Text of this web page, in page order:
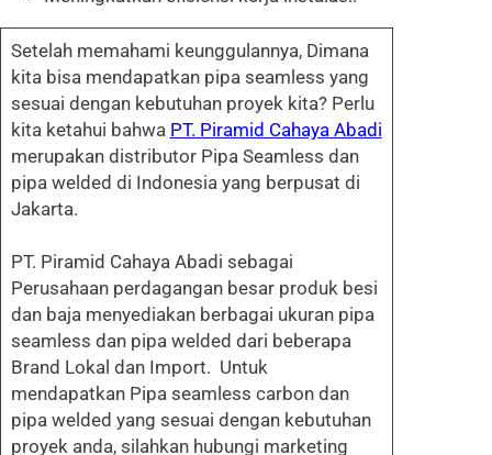
Setelah memahami keunggulannya, Dimana
kita bisa mendapatkan pipa seamless yang
sesuai dengan kebutuhan proyek kita? Perlu
kita ketahui bahwa PT. Piramid Cahaya Abadi
merupakan distributor Pipa Seamless dan
pipa welded di Indonesia yang berpusat di
Jakarta.
PT. Piramid Cahaya Abadi sebagai
Perusahaan perdagangan besar produk besi
dan baja menyediakan berbagai ukuran pipa
seamless dan pipa welded dari beberapa
Brand Lokal dan Import. Untuk
mendapatkan Pipa seamless carbon dan
pipa welded yang sesuai dengan kebutuhan
proyek anda, silahkan hubungi marketing